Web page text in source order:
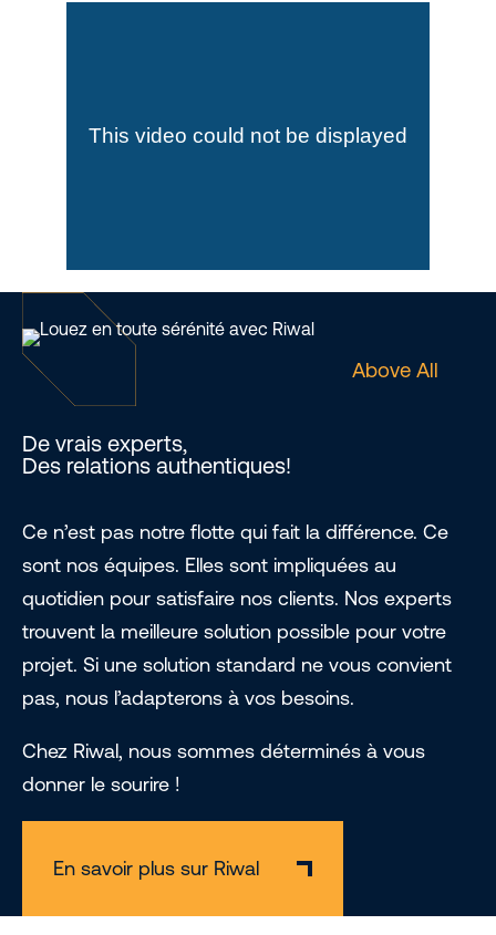
Above All
De vrais experts,
Des relations authentiques!
Ce n’est pas notre flotte qui fait la différence. Ce
sont nos équipes. Elles sont impliquées au
quotidien pour satisfaire nos clients. Nos experts
trouvent la meilleure solution possible pour votre
projet. Si une solution standard ne vous convient
pas, nous l’adapterons à vos besoins.
Chez Riwal, nous sommes déterminés à vous
donner le sourire !
En savoir plus sur Riwal